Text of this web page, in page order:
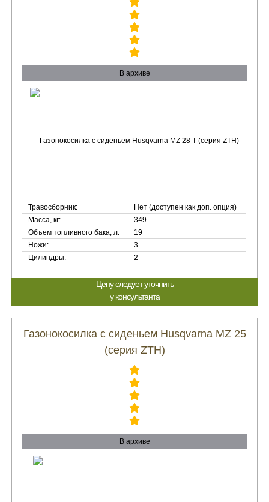
В архиве
Травосборник:
Нет (доступен как доп. опция)
Масса, кг:
349
Объем топливного бака, л:
19
Ножи:
3
Цилиндры:
2
Цену следует уточнить
у консультанта
Газонокосилка с сиденьем Husqvarna MZ 25
(серия ZTH)
В архиве